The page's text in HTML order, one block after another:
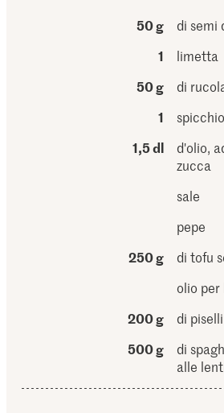
50 g
di semi
1
limetta
50 g
di
1
1,5 dl
d'olio,
zucca
sale
pepe
250 g
di tofu
olio
200 g
di
500 g
di
alle